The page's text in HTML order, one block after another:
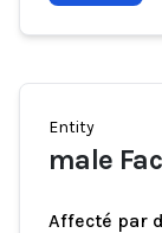
Entity
male
Affecté par